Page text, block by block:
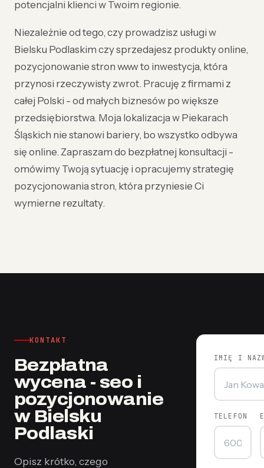
potencjalni klienci w Twoim regionie.
Niezależnie od tego, czy prowadzisz usługi w
Bielsku Podlaskim czy sprzedajesz produkty online,
pozycjonowanie stron www to inwestycja, która
przynosi rzeczywisty zwrot. Pracuję z firmami z
całej Polski - od małych biznesów po większe
przedsiębiorstwa. Moja lokalizacja w Piekarach
Śląskich nie stanowi bariery, bo wszystko odbywa
się online. Zapraszam do bezpłatnej konsultacji -
omówimy Twoją sytuację i opracujemy strategię
pozycjonowania stron, która przyniesie Ci
wymierne rezultaty.
KONTAKT
Bezpłatna
wycena - seo i
pozycjonowanie
w Bielsku
Podlaski
Opisz krótko, czego
IMIĘ I
TELEFON